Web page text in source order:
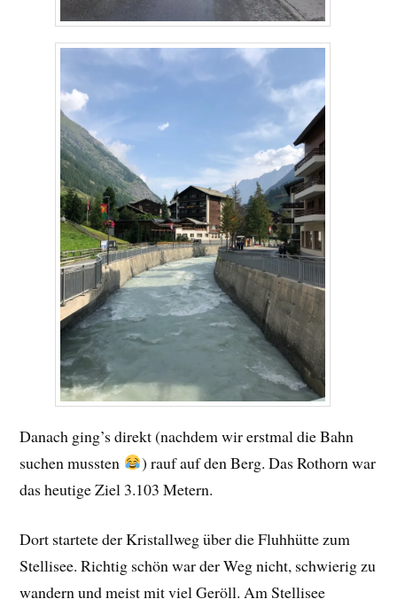
Danach ging’s direkt (nachdem wir erstmal die Bahn
suchen mussten
) rauf auf den Berg. Das Rothorn war
das heutige Ziel 3.103 Metern.
Dort startete der Kristallweg über die Fluhhütte zum
Stellisee. Richtig schön war der Weg nicht, schwierig zu
wandern und meist mit viel Geröll. Am Stellisee